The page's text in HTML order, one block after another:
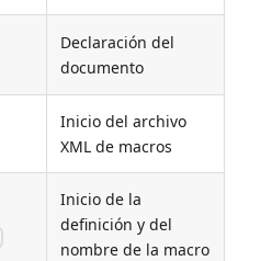
Declaración del
documento
Inicio del archivo
XML de macros
Inicio de la
definición y del
nombre de la macro